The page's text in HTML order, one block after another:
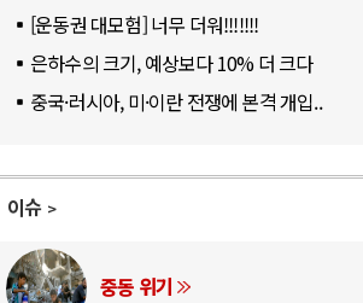
[운동권 대모험] 너무 더워!!!!!!!
은하수의 크기, 예상보다 10% 더 크다
중국·러시아, 미·이란 전쟁에 본격 개입..
이슈
AI와 인간